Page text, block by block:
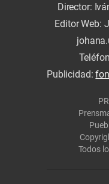
Director:
Editor Web:
Publicidad:
Todos